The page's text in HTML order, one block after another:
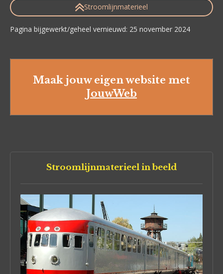
Stroomlijnmaterieel
Pagina bijgewerkt/geheel vernieuwd: 25 november 2024
Maak jouw eigen website met
JouwWeb
Stroomlijnmaterieel in beeld